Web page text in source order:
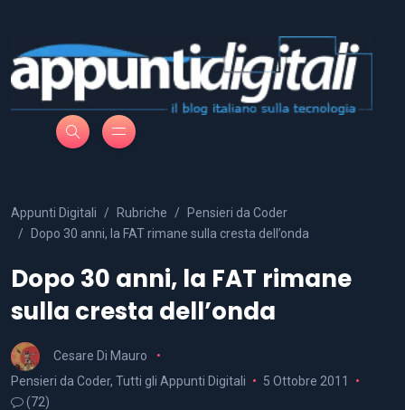
Appunti Digitali Rubriche
Pensieri da Coder
Dopo 30 anni, la FAT rimane sulla cresta dell’onda
Dopo 30 anni, la FAT rimane
sulla cresta dell’onda
Cesare Di Mauro
Pensieri da Coder, Tutti gli Appunti Digitali
5 Ottobre 2011
(72)